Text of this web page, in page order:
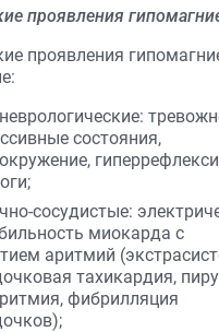
проявления
проявления
состояния,
сосудистые:
миокарда с
аритмий
тахикардия,
фибрилляция